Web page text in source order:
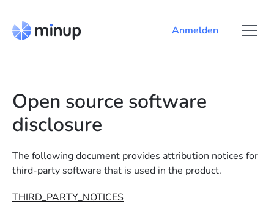
Anmelden
Open source software
disclosure
The following document provides attribution notices for
third-party software that is used in the product.
THIRD_PARTY_NOTICES